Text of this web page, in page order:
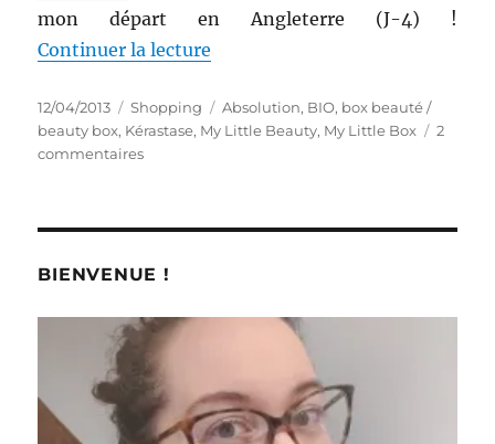
mon départ en Angleterre (J-4) !
Continuer la lecture
Publié
le
12/04/2013 Catégories
Shopping Étiquettes
Absolution, BIO, box beauté /
beauty box, Kérastase, My Little Beauty, My Little Box
2
commentairessur
partie
My
Little
Box
est
arrivée
BIENVENUE !